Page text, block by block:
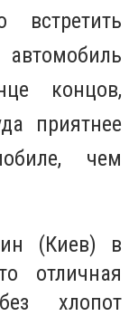
концов,
приятнее
чем
(Киев) в
отличная
хлопот